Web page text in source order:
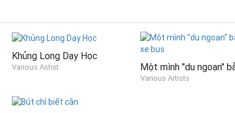
Khủng Long Dạy Học
Various Astist
Various Artists